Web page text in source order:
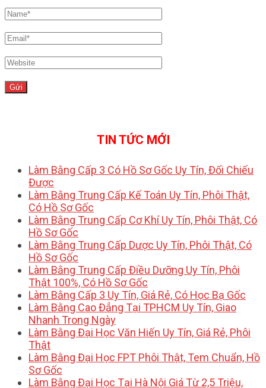
TIN TỨC MỚI
Làm Bằng Cấp 3 Có Hồ Sơ Gốc Uy Tín, Đối Chiếu
Được
Làm Bằng Trung Cấp Kế Toán Uy Tín, Phôi Thật,
Có Hồ Sơ Gốc
Làm Bằng Trung Cấp Cơ Khí Uy Tín, Phôi Thật, Có
Hồ Sơ Gốc
Làm Bằng Trung Cấp Dược Uy Tín, Phôi Thật, Có
Hồ Sơ Gốc
Làm Bằng Trung Cấp Điều Dưỡng Uy Tín, Phôi
Thật 100%, Có Hồ Sơ Gốc
Làm Bằng Cấp 3 Uy Tín, Giá Rẻ, Có Học Bạ Gốc
Làm Bằng Cao Đẳng Tại TPHCM Uy Tín, Giao
Nhanh Trong Ngày
Làm Bằng Đại Học Văn Hiến Uy Tín, Giá Rẻ, Phôi
Thật
Làm Bằng Đại Học FPT Phôi Thật, Tem Chuẩn, Hồ
Sơ Gốc
Làm Bằng Đại Học Tại Hà Nội Giá Từ 2,5 Triệu,